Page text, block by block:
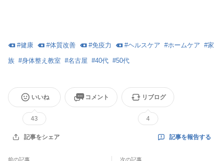
#健康 #体質改善 #免疫力 #ヘルスケア #ホームケア #家
族 #身体整え教室 #名古屋 #40代 #50代
いいね
43
コメント リブログ
4
記事をシェア 記事を報告する
前の記事 次の記事